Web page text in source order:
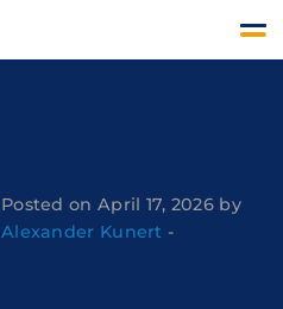
Posted on April 17, 2026 by
Alexander Kunert -